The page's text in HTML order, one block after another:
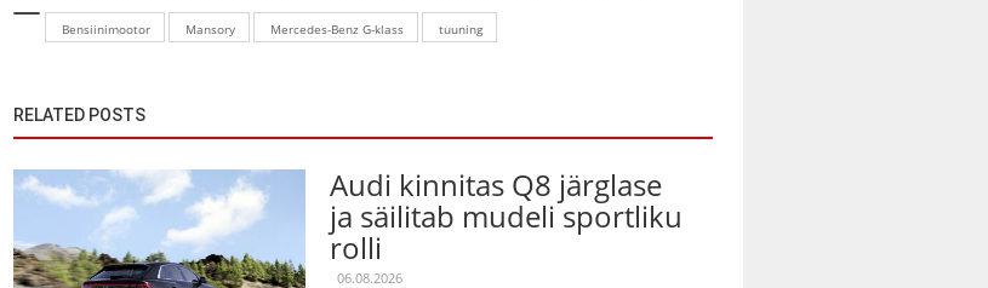
Bensiinimootor Mansory Mercedes-Benz G-klass tuuning
RELATED POSTS
Audi kinnitas Q8 järglase
ja säilitab mudeli sportliku
rolli
06.08.2026